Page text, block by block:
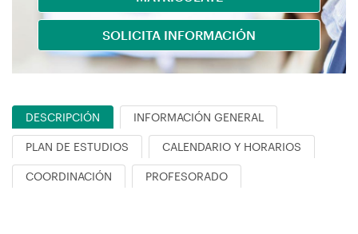
navegación
SOLICITA INFORMACIÓN
DESCRIPCIÓN INFORMACIÓN GENERAL
PLAN DE ESTUDIOS CALENDARIO Y HORARIOS
COORDINACIÓN PROFESORADO